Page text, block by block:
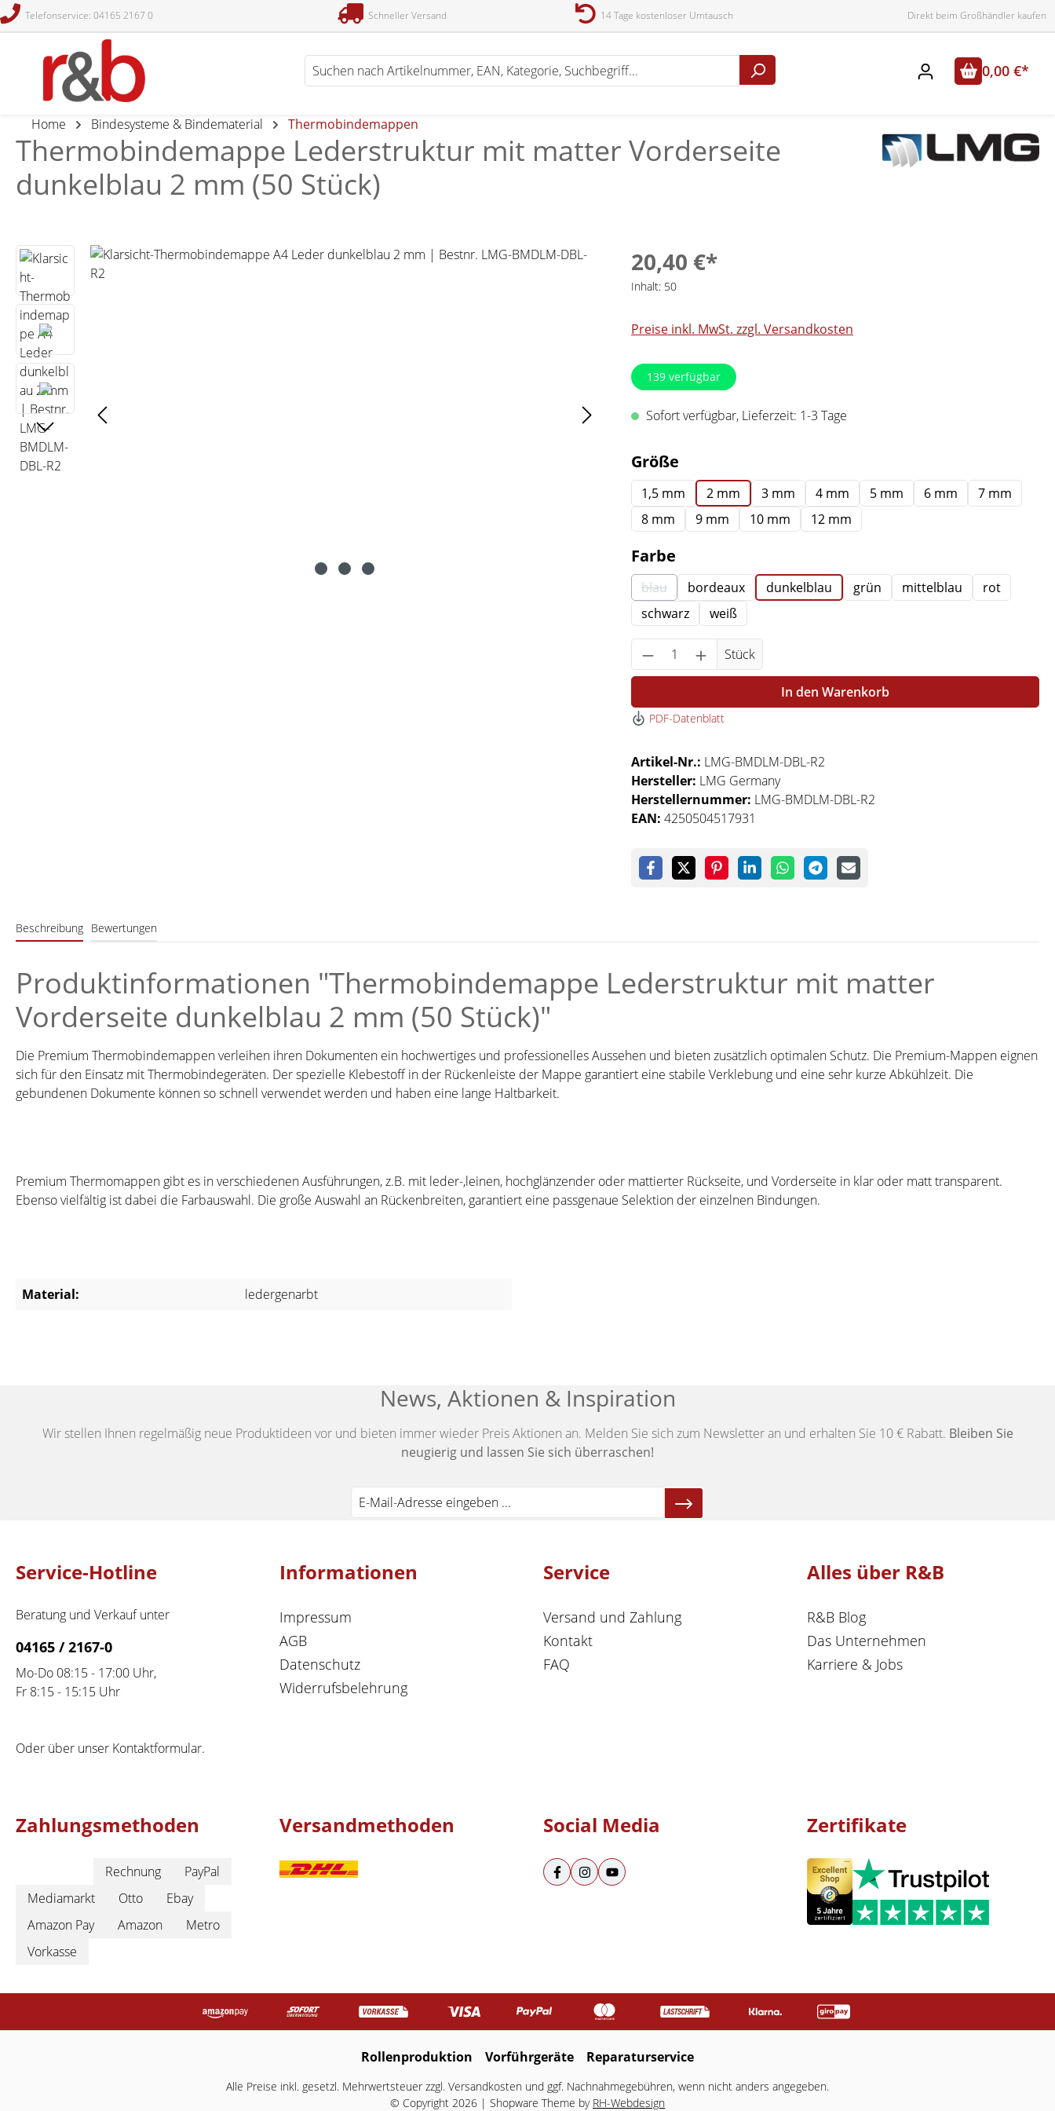
Zur Suche springen
Telefonservice: 04165 2167 0 Schneller Versand 14 Tage kostenloser Umtausch Direkt beim Großhändler kaufen
0,00 €*
Home Bindesysteme & Bindematerial Thermobindemappen
Thermobindemappe Lederstruktur mit matter Vorderseite
dunkelblau 2 mm (50 Stück)
Bildergalerie überspringen 20,40 €*
Inhalt: 50
Preise inkl. MwSt. zzgl. Versandkosten
139 verfügbar
Sofort verfügbar, Lieferzeit: 1-3 Tage
Größe
1,5 mm 2 mm 3 mm 4 mm 5 mm 6 mm
7 mm
8 mm
9 mm 10 mm 12 mm
Farbe
blau(Diese Option ist zurzeit nicht verfügbar.)
bordeaux dunkelblau grün mittelblau
rot
schwarz
weiß
Produkt Anzahl: Gib den gewünschten Wert ein
Stück
In den Warenkorb
PDF-Datenblatt
Artikel-Nr.: LMG-BMDLM-DBL-R2
Hersteller: LMG Germany
Herstellernummer: LMG-BMDLM-DBL-R2
EAN: 4250504517931
Beschreibung Bewertungen
Produktinformationen "Thermobindemappe Lederstruktur mit matter
Vorderseite dunkelblau 2 mm (50 Stück)"
Die Premium Thermobindemappen verleihen ihren Dokumenten ein hochwertiges und professionelles Aussehen und bieten zusätzlich optimalen Schutz. Die Premium-Mappen eignen
sich für den Einsatz mit Thermobindegeräten. Der spezielle Klebestoff in der Rückenleiste der Mappe garantiert eine stabile Verklebung und eine sehr kurze Abkühlzeit. Die
gebundenen Dokumente können so schnell verwendet werden und haben eine lange Haltbarkeit.
Premium Thermomappen gibt es in verschiedenen Ausführungen, z.B. mit leder-,leinen, hochglänzender oder mattierter Rückseite, und Vorderseite in klar oder matt transparent.
Ebenso vielfältig ist dabei die Farbauswahl. Die große Auswahl an Rückenbreiten, garantiert eine passgenaue Selektion der einzelnen Bindungen.
Material: ledergenarbt
News, Aktionen & Inspiration
Wir stellen Ihnen regelmäßig neue Produktideen vor und bieten immer wieder Preis Aktionen an. Melden Sie sich zum Newsletter an und erhalten Sie 10 € Rabatt. Bleiben Sie
neugierig und lassen Sie sich überraschen!
Service-Hotline
Beratung und Verkauf unter
04165 / 2167-0
Mo-Do 08:15 - 17:00 Uhr,
Fr 8:15 - 15:15 Uhr
Oder über unser Kontaktformular.
Informationen
Impressum
AGB
Datenschutz
Widerrufsbelehrung
Service
Versand und Zahlung
Kontakt
FAQ
Alles über R&B
R&B Blog
Das Unternehmen
Karriere & Jobs
Zahlungsmethoden
Rechnung
PayPal
Mediamarkt
Otto
Ebay
Amazon Pay
Amazon
Metro
Vorkasse
Versandmethoden Social Media Zertifikate
Rollenproduktion Vorführgeräte Reparaturservice
Alle Preise inkl. gesetzl. Mehrwertsteuer zzgl. Versandkosten und ggf. Nachnahmegebühren, wenn nicht anders angegeben.
© Copyright 2026 | Shopware Theme by RH-Webdesign